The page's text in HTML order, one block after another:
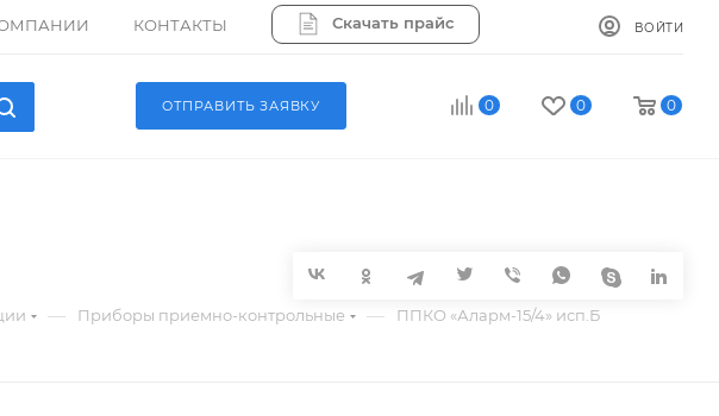
КОНТАКТЫ Скачать прайс ВОЙТИ
0 0 0
ОТПРАВИТЬ ЗАЯВКУ
— Приборы приемно-контрольные — ППКО «Аларм-15/4» исп.Б